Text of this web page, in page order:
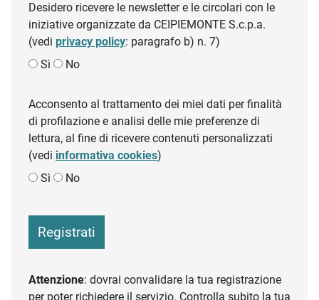
Desidero ricevere le newsletter e le circolari con le
iniziative organizzate da CEIPIEMONTE S.c.p.a.
(vedi privacy policy: paragrafo b) n. 7)
Sì
No
Acconsento al trattamento dei miei dati per finalità
di profilazione e analisi delle mie preferenze di
lettura, al fine di ricevere contenuti personalizzati
(vedi informativa cookies)
Sì
No
Registrati
Attenzione: dovrai convalidare la tua registrazione
per poter richiedere il servizio. Controlla subito la tua